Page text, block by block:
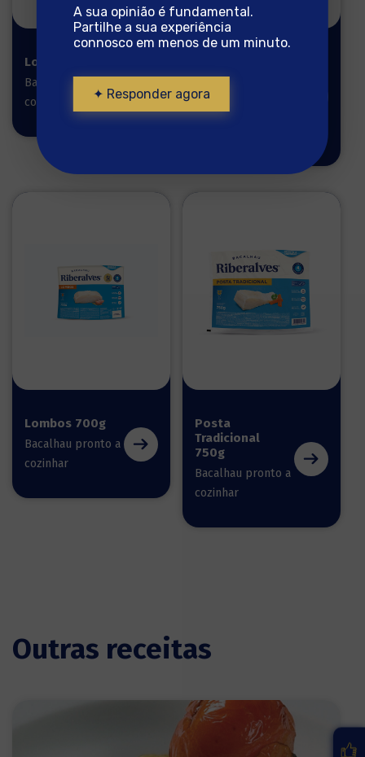
Lombos 550g
Bacalhau pronto a
cozinhar
Tradicional
800g
Bacalhau pronto a
Lombos 700g
Bacalhau pronto a
cozinhar
Posta
Tradicional
750g
Bacalhau pronto a
cozinhar
Outras receitas
A sua opinião é fundamental.
Partilhe a sua experiência
connosco em menos de um minuto.
✦ Responder agora